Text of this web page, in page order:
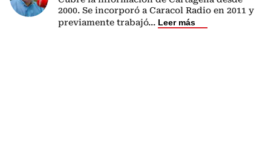
2000. Se incorporó a Caracol Radio en 2011 y
previamente trabajó... Leer más